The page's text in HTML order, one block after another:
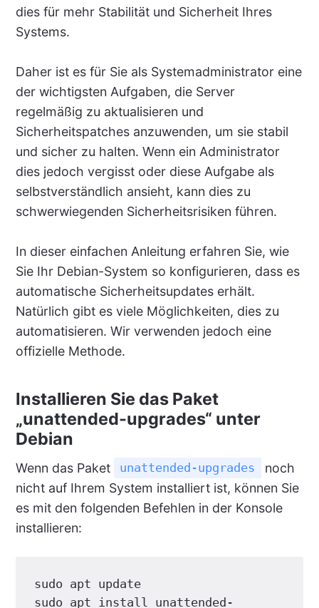
dies für mehr Stabilität und Sicherheit Ihres
Systems.
Daher ist es für Sie als Systemadministrator eine
der wichtigsten Aufgaben, die Server
regelmäßig zu aktualisieren und
Sicherheitspatches anzuwenden, um sie stabil
und sicher zu halten. Wenn ein Administrator
dies jedoch vergisst oder diese Aufgabe als
selbstverständlich ansieht, kann dies zu
schwerwiegenden Sicherheitsrisiken führen.
In dieser einfachen Anleitung erfahren Sie, wie
Sie Ihr Debian-System so konfigurieren, dass es
automatische Sicherheitsupdates erhält.
Natürlich gibt es viele Möglichkeiten, dies zu
automatisieren. Wir verwenden jedoch eine
offizielle Methode.
Installieren Sie das Paket
„unattended-upgrades“ unter
Debian
Wenn das Paket unattended-upgrades
noch
nicht auf Ihrem System installiert ist, können Sie
es mit den folgenden Befehlen in der Konsole
installieren:
sudo apt update
sudo apt install unattended-